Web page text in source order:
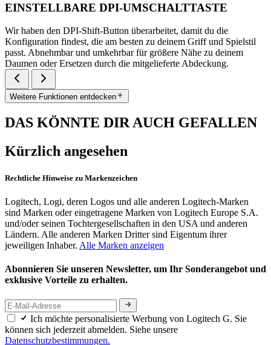
EINSTELLBARE DPI-UMSCHALTTASTE
Wir haben den DPI-Shift-Button überarbeitet, damit du die
Konfiguration findest, die am besten zu deinem Griff und Spielstil
passt. Abnehmbar und umkehrbar für größere Nähe zu deinem
Daumen oder Ersetzen durch die mitgelieferte Abdeckung.
Weitere Funktionen entdecken
DAS KÖNNTE DIR AUCH GEFALLEN
Kürzlich angesehen
Rechtliche Hinweise zu Markenzeichen
Logitech, Logi, deren Logos und alle anderen Logitech-Marken
sind Marken oder eingetragene Marken von Logitech Europe S.A.
und/oder seinen Tochtergesellschaften in den USA und anderen
Ländern. Alle anderen Marken Dritter sind Eigentum ihrer
jeweiligen Inhaber. Alle Marken anzeigen
Abonnieren Sie unseren Newsletter, um Ihr Sonderangebot und
exklusive Vorteile zu erhalten.
Ich möchte personalisierte Werbung von Logitech G. Sie
können sich jederzeit abmelden. Siehe unsere
Datenschutzbestimmungen.